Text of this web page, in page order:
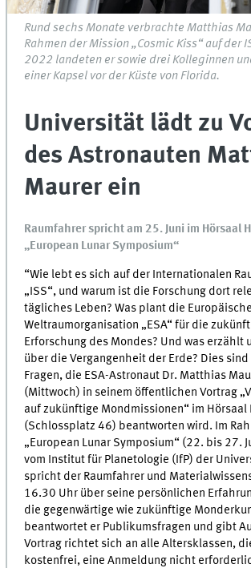
Rund sechs Monate verbrachte Matthias
Rahmen der Mission „Cosmic Kiss“ auf der
2022 landeten er sowie drei Kolleginnen
einer Kapsel vor der Küste von Florida.
Universität lädt zu
des Astronauten
Maurer ein
Raumfahrer spricht am 25. Juni im Hörsaal
„European Lunar Symposium“
“Wie lebt es sich auf der Internationalen
„ISS“, und warum ist die Forschung dort
tägliches Leben? Was plant die Europäische
Weltraumorganisation „ESA“ für die
Erforschung des Mondes? Und was erzählt
über die Vergangenheit der Erde? Dies
Fragen, die ESA-Astronaut Dr. Matthias
(Mittwoch) in seinem öffentlichen Vortrag
auf zukünftige Mondmissionen“ im Hörsaal
(Schlossplatz 46) beantworten wird. Im
„European Lunar Symposium“ (22. bis 27.
vom Institut für Planetologie (IfP) der
spricht der Raumfahrer und
16.30 Uhr über seine persönlichen
die gegenwärtige wie zukünftige
beantwortet er Publikumsfragen und gibt
Vortrag richtet sich an alle Altersklassen,
kostenfrei, eine Anmeldung nicht